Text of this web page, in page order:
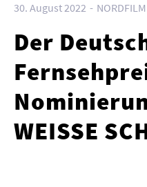
30. August 2022 NORDFILM
Der
WEISSE